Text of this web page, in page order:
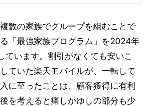
数の家族でグループを組むことで
「最強家族プログラム」を2024年
ています。割引がなくても安いこ
ていた楽天モバイルが、一転して
に至ったことは、顧客獲得に有利
を考えると痛しかゆしの部分も少